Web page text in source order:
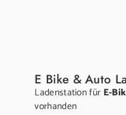
E Bike & Auto
Ladenstation für E-
vorhanden